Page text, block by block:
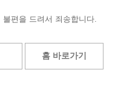
불편을 드려서 죄송합니다.
홈 바로가기